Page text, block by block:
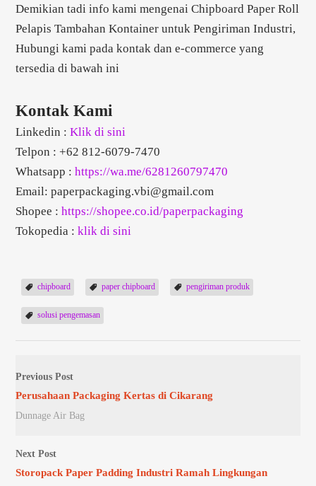
Demikian tadi info kami mengenai Chipboard Paper Roll
Pelapis Tambahan Kontainer untuk Pengiriman Industri,
Hubungi kami pada kontak dan e-commerce yang
tersedia di bawah ini
Kontak Kami
Linkedin :Klik di sini
Telpon : +62 812-6079-7470
Whatsapp :https://wa.me/6281260797470
Email:paperpackaging.vbi@gmail.com
Shopee :https://shopee.co.id/paperpackaging
Tokopedia :klik di sini
chipboard paper chipboard pengiriman produk
solusi pengemasan
Previous Post
Perusahaan Packaging Kertas di Cikarang
Dunnage Air Bag
Next Post
Storopack Paper Padding Industri Ramah Lingkungan